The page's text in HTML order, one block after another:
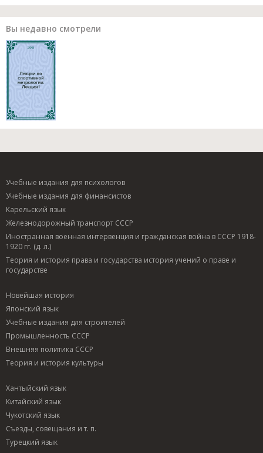
Вы недавно смотрели
Учебные издания для психологов
Учебные издания для финансистов
Карельский язык
Железнодорожный транспорт СССР
Иностранная военная интервенция и гражданская война в СССР 1918-
1920 гг. (д. л.)
Теория и история права и государства история учений о праве и
государстве
Новейшая история
Японский язык
Учебные издания для строителей
Промышленность СССР
Внешняя политика СССР
Теория и история культуры
Хантыйский язык
Китайский язык
Чукотский язык
Съезды, совещания и т. п.
Турецкий язык